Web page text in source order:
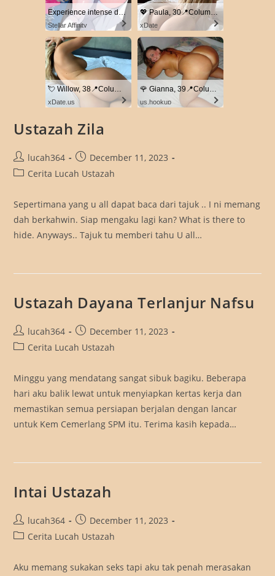
Experience intense desire for girls anytime, anywhere.
Stellar Affinity
💖 Paula, 30📍Columbus
xDate
💘 Willow, 38📍Columbus
xDate.us
🌹 Gianna, 39📍Columbus
us.hookup
Ustazah Zila
Post
author:
lucah364
Post
published:
December 11, 2023
PostCerita Lucah Ustazah
Sepertimana yang u all dapat baca dari tajuk .. I ni memang
dah berkahwin. Siap mengaku lagi kan? What is there to
hide. Anyways.. Tajuk tu memberi tahu U all…
Ustazah Dayana Terlanjur Nafsu
Post
author:
lucah364
Post
published:
December 11, 2023
PostCerita Lucah Ustazah
Minggu yang mendatang sangat sibuk bagiku. Beberapa
hari aku balik lewat untuk menyiapkan kertas kerja dan
memastikan semua persiapan berjalan dengan lancar
untuk Kem Cemerlang SPM itu. Terima kasih kepada…
Intai Ustazah
Post
author:
lucah364
Post
published:
December 11, 2023
PostCerita Lucah Ustazah
Aku memang sukakan seks tapi aku tak penah merasakan